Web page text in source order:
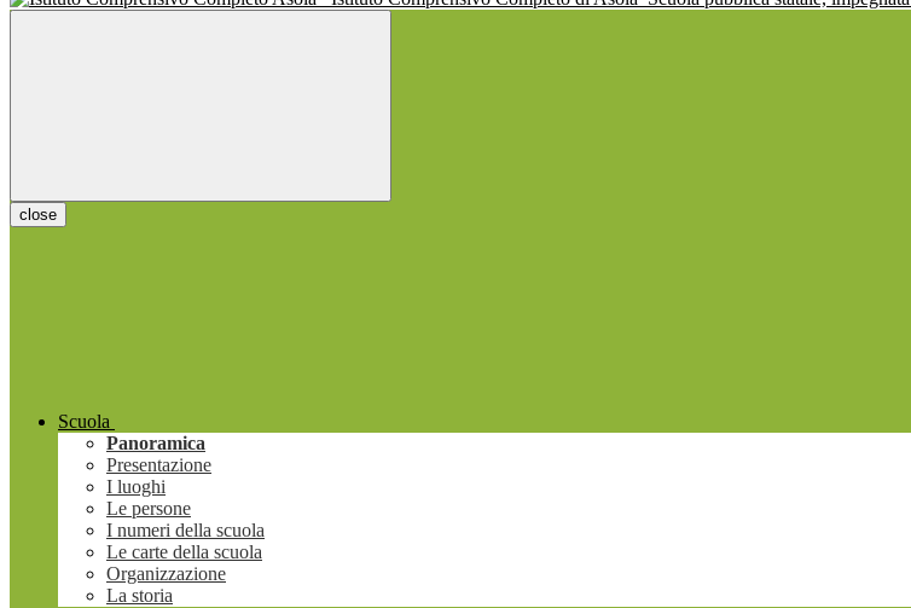
close
Scuola
Panoramica
Presentazione
I luoghi
Le persone
I numeri della scuola
Le carte della scuola
Organizzazione
La storia